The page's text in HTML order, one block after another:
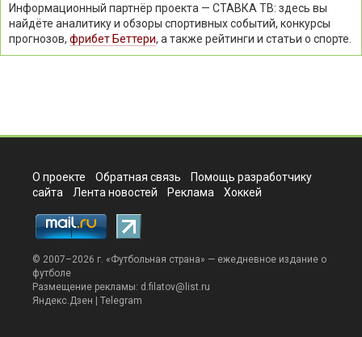
Информационный партнёр проекта — СТАВКА ТВ: здесь вы
найдёте аналитику и обзоры спортивных событий, конкурсы
прогнозов, фрибет Беттери, а также рейтинги и статьи о спорте.
О проекте Обратная связь
Помощь разработчику
сайта
Лента новостей Реклама Хоккей
© 2007–2026 г. «Футбольная страна» — ежедневное издание о
футболе
Размещение рекламы: d.filatov@list.ru
Яндекс.Дзен | Telegram